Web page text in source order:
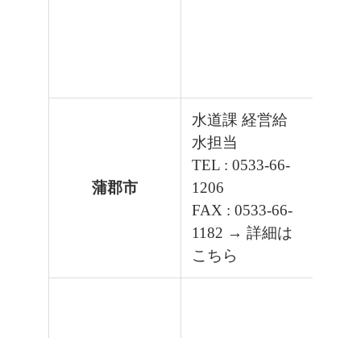
蒲郡市
水道課 経営給
水担当
TEL : 0533-66-
1206
FAX : 0533-66-
1182 → 詳細は
こちら